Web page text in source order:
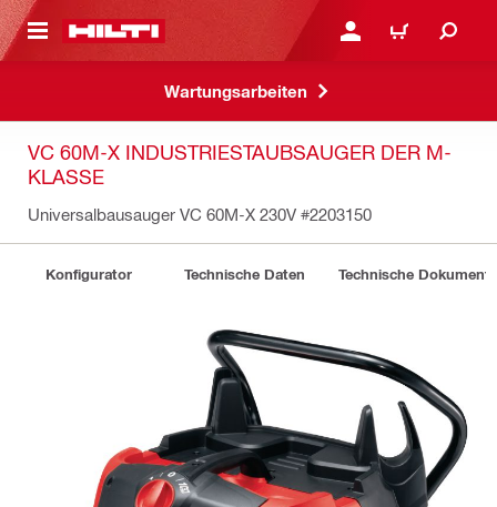
ANMELDEN ODER
WARENKORB
Wartungsarbeiten
VC 60M-X INDUSTRIESTAUBSAUGER DER M-
KLASSE
Universalbausauger VC 60M-X 230V #2203150
Konfigurator Technische Daten Technische Dokumente